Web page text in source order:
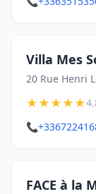
Villa Mes
20 Rue Henri
★★★★★
📞
FACE à la